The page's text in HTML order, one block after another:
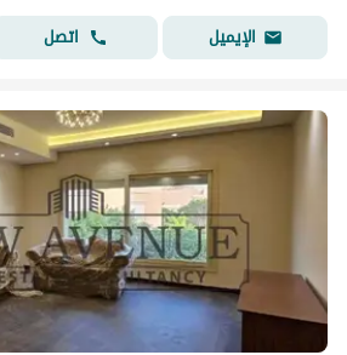
الإيميل
اتصل